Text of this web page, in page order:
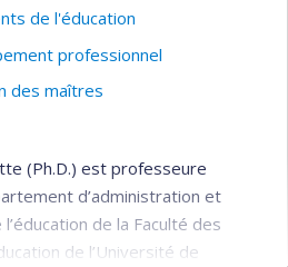
de l'éducation
professionnel
des maîtres
(Ph.D.) est professeure
d’administration et
de la Faculté des
de l’Université de